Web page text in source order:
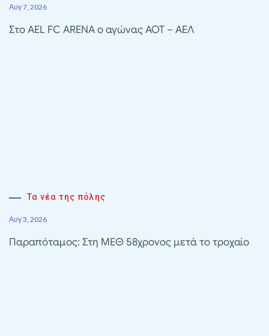
Αυγ 7, 2026
Στο AEL FC ARENA ο αγώνας ΑΟΤ – ΑΕΛ
Τα νέα της πόλης
Αυγ 3, 2026
Παραπόταμος: Στη ΜΕΘ 58χρονος μετά το τροχαίο